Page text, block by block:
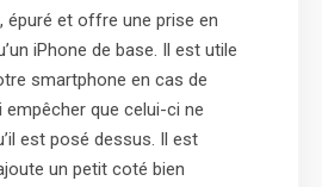
épuré et offre une prise en
iPhone de base. Il est utile
smartphone en cas de
empêcher que celui-ci ne
est posé dessus. Il est
un petit coté bien